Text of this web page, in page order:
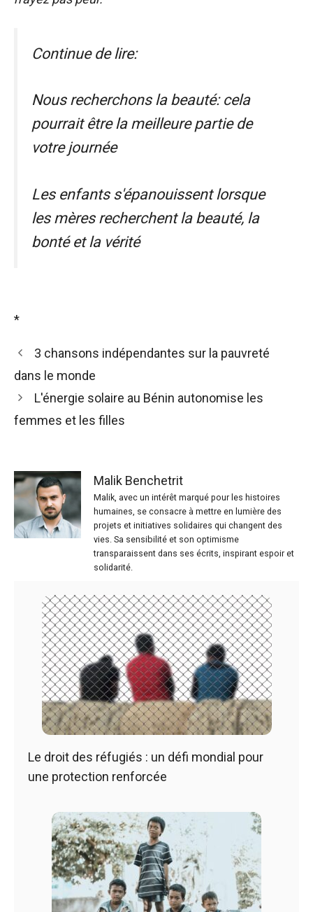
Continue de lire:
Nous recherchons la beauté: cela
pourrait être la meilleure partie de
votre journée
Les enfants s'épanouissent lorsque
les mères recherchent la beauté, la
bonté et la vérité
*
3 chansons indépendantes sur la pauvreté
dans le monde
L'énergie solaire au Bénin autonomise les
femmes et les filles
Malik Benchetrit
Malik, avec un intérêt marqué pour les histoires
humaines, se consacre à mettre en lumière des
projets et initiatives solidaires qui changent des
vies. Sa sensibilité et son optimisme
transparaissent dans ses écrits, inspirant espoir et
solidarité.
Le droit des réfugiés : un défi mondial pour
une protection renforcée